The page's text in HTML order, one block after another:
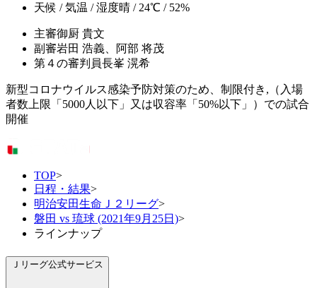
天候 / 気温 / 湿度晴 / 24℃ / 52%
主審御厨 貴文
副審岩田 浩義、阿部 将茂
第４の審判員長峯 滉希
新型コロナウイルス感染予防対策のため、制限付き,（入場
者数上限「5000人以下」又は収容率「50%以下」）での試合
開催
TOP>
日程・結果>
明治安田生命Ｊ２リーグ>
磐田 vs 琉球 (2021年9月25日)>
ラインナップ
Ｊリーグ公式サービス